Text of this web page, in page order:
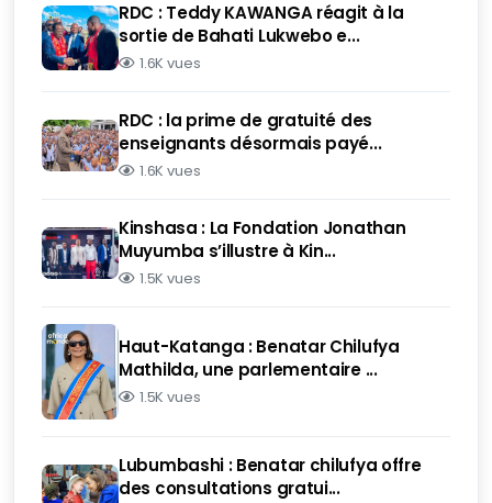
RDC : Teddy KAWANGA réagit à la
sortie de Bahati Lukwebo e...
1.6K vues
RDC : la prime de gratuité des
enseignants désormais payé...
1.6K vues
Kinshasa : La Fondation Jonathan
Muyumba s’illustre à Kin...
1.5K vues
Haut-Katanga : Benatar Chilufya
Mathilda, une parlementaire ...
1.5K vues
Lubumbashi : Benatar chilufya offre
des consultations gratui...